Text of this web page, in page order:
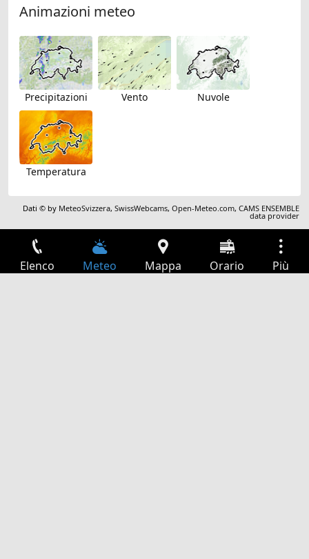
Animazioni meteo
Precipitazioni Vento Nuvole
Temperatura
Dati © by MeteoSvizzera,SwissWebcams,Open-Meteo.com,CAMS ENSEMBLE
data provider
Elenco Meteo Mappa Orario Più